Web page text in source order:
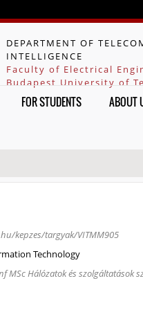
DEPARTMENT OF
INTELLIGENCE
Faculty of Electrical
Budapest University of
FOR STUDENTS ABOUT
kepzes/targyak/VITMM905
Technology
MSc Hálózatok és szolgáltatások